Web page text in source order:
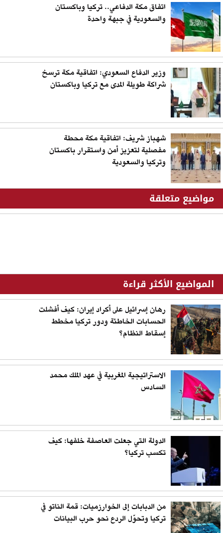
اتفاق مكة الدفاعي.. تركيا وباكستان
والسعودية في جبهة واحدة
وزير الدفاع السعودي: اتفاقية مكة ترسخ
شراكة طويلة المدى مع تركيا وباكستان
شهباز شريف: اتفاقية مكة محطة
مفصلية لتعزيز أمن واستقرار باكستان
وتركيا والسعودية
مواضيع متعلقة
المواضيع الأكثر قراءة
رهان إسرائيل على أكراد إيران: كيف أفشلت
الحسابات الخاطئة ودور تركيا مخطط
إسقاط النظام؟
الاستراتيجية المغربية في عهد الملك محمد
السادس
الدولة التي جعلت العاصفة خلفها: كيف
تكسب تركيا؟
من الدبابات إلى الخوارزميات: قمة الناتو في
تركيا وتحوّل الردع نحو حرب البيانات